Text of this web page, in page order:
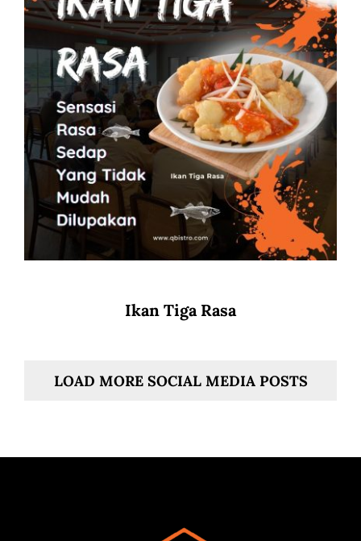
Ikan Tiga Rasa
LOAD MORE SOCIAL MEDIA POSTS